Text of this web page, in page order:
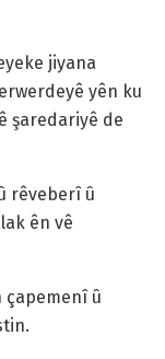
jiyana
yên ku
şaredariyê de
rêveberî û
ên vê
çapemenî û